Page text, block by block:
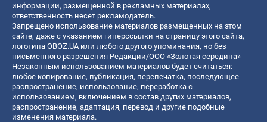
информации, размещенной в рекламных материалах,
ответственность несет рекламодатель.
Запрещено использование материалов размещенных на этом
сайте, даже с указанием гиперссылки на страницу этого сайта,
логотипа OBOZ.UA или любого другого упоминания, но без
письменного разрешения Редакции/ООО «Золотая середина»
Незаконным использованием материалов будет считаться:
любое копирование, публикация, перепечатка, последующее
распространение, использование, переработка с
использованием, включением в состав других материалов,
распространение, адаптация, перевод и другие подобные
изменения материала.